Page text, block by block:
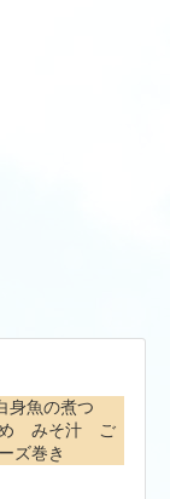
身魚の煮つ
みそ汁 ご
ズ巻き